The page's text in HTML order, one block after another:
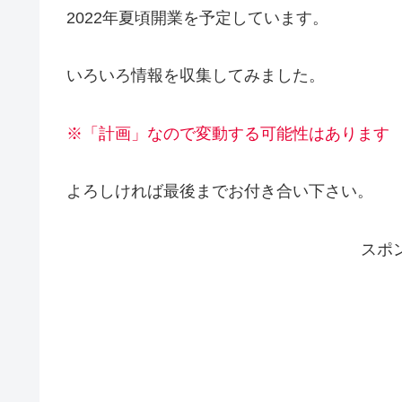
2022年夏頃開業を予定しています。
いろいろ情報を収集してみました。
※「計画」なので変動する可能性はあります
よろしければ最後までお付き合い下さい。
スポ